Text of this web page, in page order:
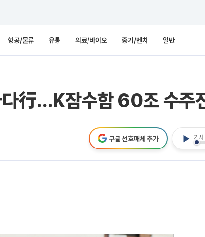
항공/물류 유통 의료/바이오 중기/벤처 일반
行…K잠수함 60조 수주
기사
구글 선호매체 추가